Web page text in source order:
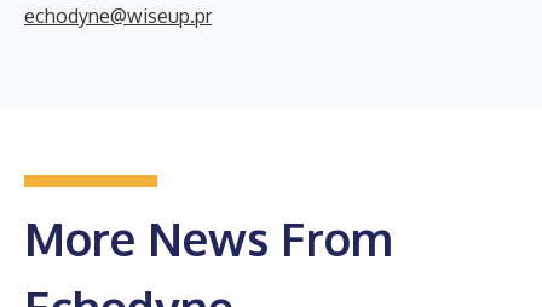
echodyne@wiseup.pr
More News From